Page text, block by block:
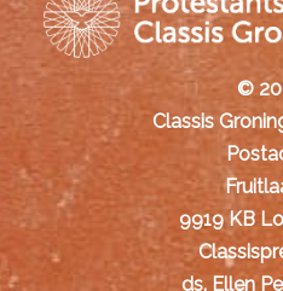
©
Classis
9919 KB
ds. Ellen